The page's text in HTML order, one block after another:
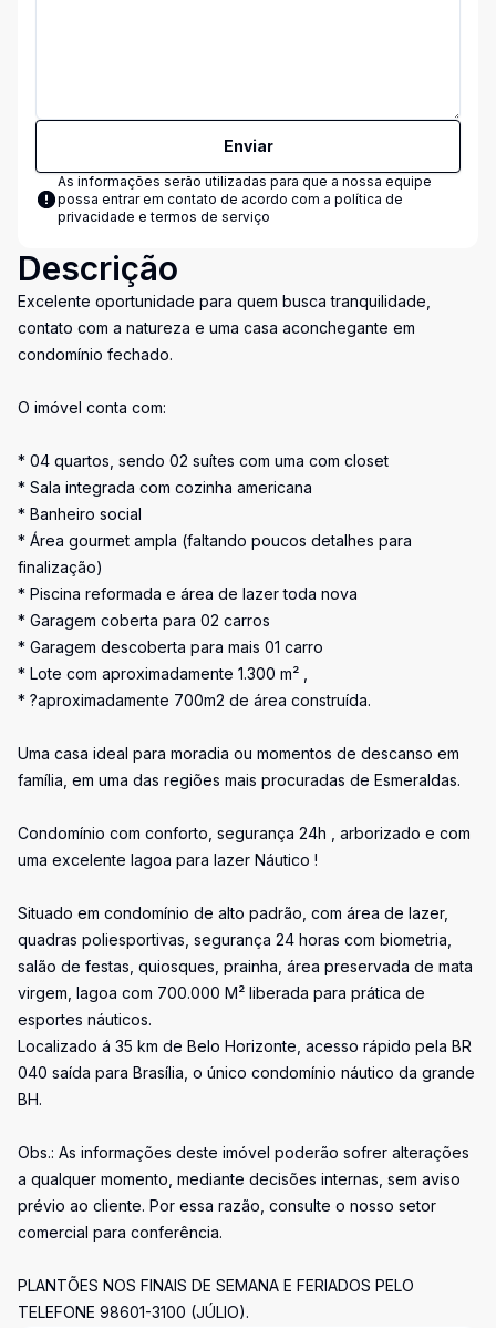
Enviar
As informações serão utilizadas para que a nossa equipe
possa entrar em contato de acordo com a política de
privacidade e termos de serviço
Descrição
Excelente oportunidade para quem busca tranquilidade,
contato com a natureza e uma casa aconchegante em
condomínio fechado.
O imóvel conta com:
* 04 quartos, sendo 02 suítes com uma com closet
* Sala integrada com cozinha americana
* Banheiro social
* Área gourmet ampla (faltando poucos detalhes para
finalização)
* Piscina reformada e área de lazer toda nova
* Garagem coberta para 02 carros
* Garagem descoberta para mais 01 carro
* Lote com aproximadamente 1.300 m² ,
* ?aproximadamente 700m2 de área construída.
Uma casa ideal para moradia ou momentos de descanso em
família, em uma das regiões mais procuradas de Esmeraldas.
Condomínio com conforto, segurança 24h , arborizado e com
uma excelente lagoa para lazer Náutico !
Situado em condomínio de alto padrão, com área de lazer,
quadras poliesportivas, segurança 24 horas com biometria,
salão de festas, quiosques, prainha, área preservada de mata
virgem, lagoa com 700.000 M² liberada para prática de
esportes náuticos.
Localizado á 35 km de Belo Horizonte, acesso rápido pela BR
040 saída para Brasília, o único condomínio náutico da grande
BH.
Obs.: As informações deste imóvel poderão sofrer alterações
a qualquer momento, mediante decisões internas, sem aviso
prévio ao cliente. Por essa razão, consulte o nosso setor
comercial para conferência.
PLANTÕES NOS FINAIS DE SEMANA E FERIADOS PELO
TELEFONE 98601-3100 (JÚLIO).